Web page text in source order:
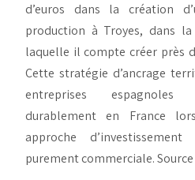
d’euros dans la création
production à Troyes, dans
laquelle il compte créer près
Cette stratégie d’ancrage
entreprises espagnoles
durablement en France
approche
purement commerciale. Source